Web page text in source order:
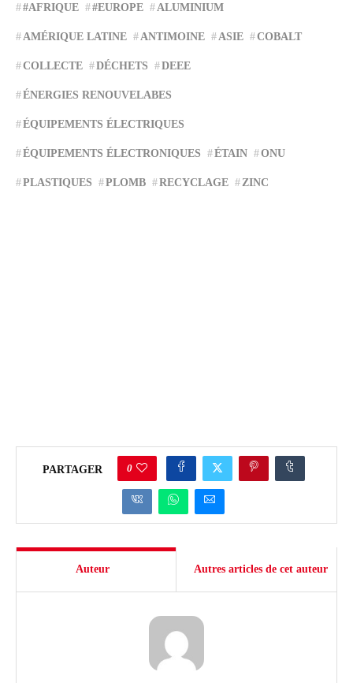
#AFRIQUE #EUROPE ALUMINIUM
AMÉRIQUE LATINE ANTIMOINE ASIE COBALT
COLLECTE DÉCHETS DEEE
ÉNERGIES RENOUVELABES
ÉQUIPEMENTS ÉLECTRIQUES
ÉQUIPEMENTS ÉLECTRONIQUES ÉTAIN ONU
PLASTIQUES PLOMB RECYCLAGE ZINC
PARTAGER 0
Auteur Autres articles de cet auteur